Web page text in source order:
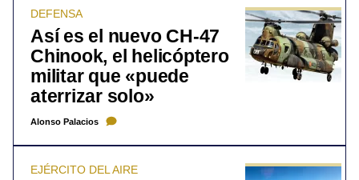
DEFENSA
Así es el nuevo CH-47
Chinook, el helicóptero
militar que «puede
aterrizar solo»
Alonso Palacios
EJÉRCITO DEL AIRE